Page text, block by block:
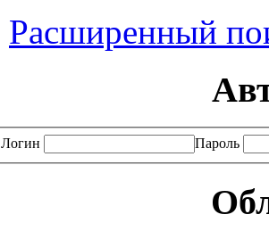
Расширенный
Логин Пароль